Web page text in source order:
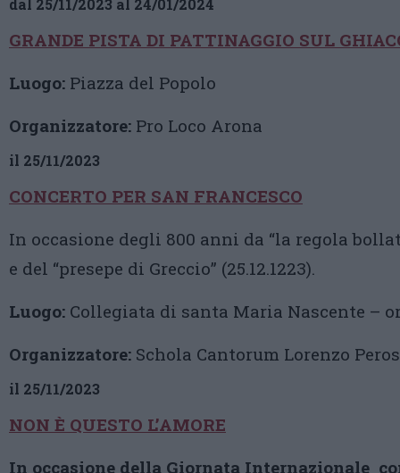
dal 25/11/2023 al 24/01/2024
GRANDE PISTA DI PATTINAGGIO SUL
Luogo: Piazza del Popolo
Organizzatore: Pro Loco Arona
il 25/11/2023
CONCERTO PER SAN FRANCESCO
In occasione degli 800 anni da “la regola
e del “presepe di Greccio” (25.12.1223).
Luogo: Collegiata di santa Maria Nascente –
Organizzatore: Schola Cantorum Lorenzo
il 25/11/2023
NON È QUESTO L’AMORE
In occasione della Giornata Internazionale